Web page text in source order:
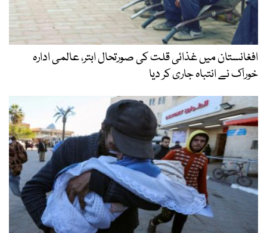
افغانستان میں غذائی قلت کی صورتحال ابتر، عالمی ادارہ
خوراک نے انتباہ جاری کر دیا